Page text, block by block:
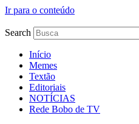
Ir para o conteúdo
Search
Início
Memes
Textão
Editoriais
NOTÍCIAS
Rede Bobo de TV